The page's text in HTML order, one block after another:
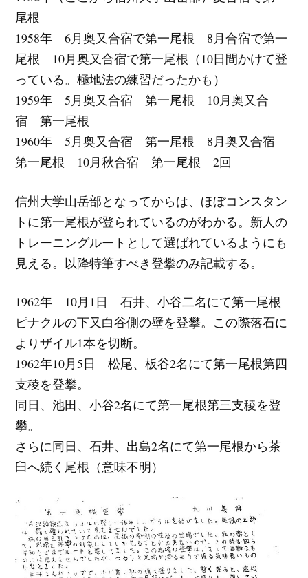
尾根
1958年 6月奥又合宿で第一尾根 8月合宿で第一
尾根 10月奥又合宿で第一尾根（10日間かけて登
っている。極地法の練習だったかも）
1959年 5月奥又合宿 第一尾根 10月奥又合
宿 第一尾根
1960年 5月奥又合宿 第一尾根 8月奥又合宿
第一尾根 10月秋合宿 第一尾根 2回
信州大学山岳部となってからは、ほぼコンスタン
トに第一尾根が登られているのがわかる。新人の
トレーニングルートとして選ばれているようにも
見える。以降特筆すべき登攀のみ記載する。
1962年 10月1日 石井、小谷二名にて第一尾根
ピナクルの下又白谷側の壁を登攀。この際落石に
よりザイル1本を切断。
1962年10月5日 松尾、板谷2名にて第一尾根第四
支稜を登攀。
同日、池田、小谷2名にて第一尾根第三支稜を登
攀。
さらに同日、石井、出島2名にて第一尾根から茶
臼へ続く尾根（意味不明）